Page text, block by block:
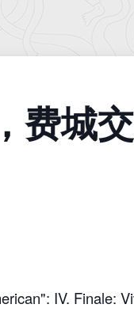
费城
IV. Finale: